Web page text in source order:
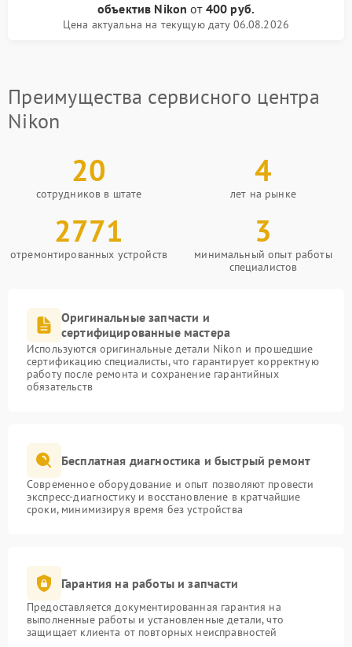
объектив Nikon от 400 руб.
Цена актуальна на текущую дату 06.08.2026
Преимущества сервисного центра
Nikon
20
сотрудников в штате
4
лет на рынке
2771
отремонтированных устройств
3
минимальный опыт работы
специалистов
Оригинальные запчасти и
сертифицированные мастера
Используются оригинальные детали Nikon и прошедшие
сертификацию специалисты, что гарантирует корректную
работу после ремонта и сохранение гарантийных
обязательств
Бесплатная диагностика и быстрый ремонт
Современное оборудование и опыт позволяют провести
экспресс-диагностику и восстановление в кратчайшие
сроки, минимизируя время без устройства
Гарантия на работы и запчасти
Предоставляется документированная гарантия на
выполненные работы и установленные детали, что
защищает клиента от повторных неисправностей